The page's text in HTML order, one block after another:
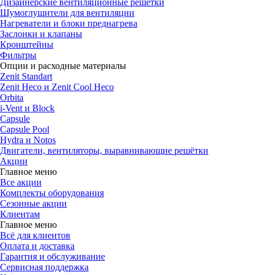
Дизайнерские вентиляционные решётки
Шумоглушители для вентиляции
Нагреватели и блоки преднагрева
Заслонки и клапаны
Кронштейны
Фильтры
Опции и расходные материалы
Zenit Standart
Zenit Heco и Zenit Cool Heco
Orbita
i-Vent и Block
Capsule
Capsule Pool
Hydra и Notos
Двигатели, вентиляторы, выравнивающие решётки
Акции
Главное меню
Все акции
Комплекты оборудования
Сезонные акции
Клиентам
Главное меню
Всё для клиентов
Оплата и доставка
Гарантия и обслуживание
Сервисная поддержка